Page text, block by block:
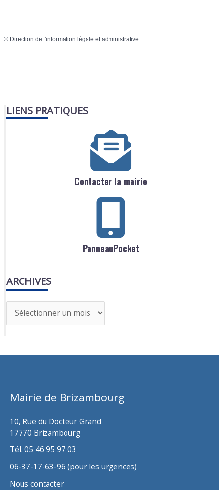
© Direction de l'information légale et administrative
LIENS PRATIQUES
Contacter la mairie
PanneauPocket
ARCHIVES
r
h
Mairie de Brizambourg
10, Rue du Docteur Grand
17770 Brizambourg
Tél. 05 46 95 97 03
06-37-17-63-96 (pour les urgences)
Nous contacter